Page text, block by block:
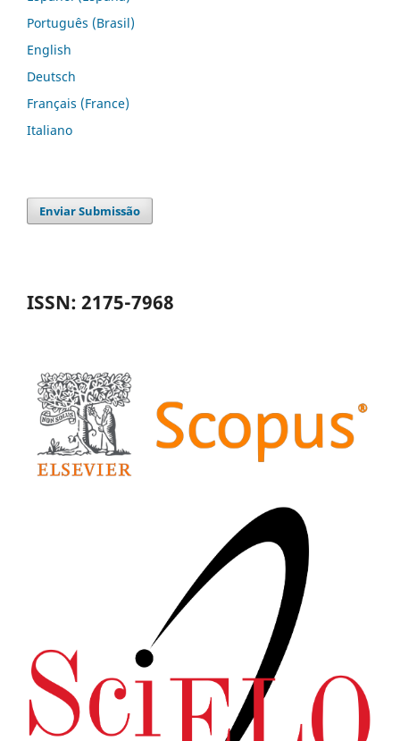
Português (Brasil)
English
Deutsch
Français (France)
Italiano
Enviar Submissão
ISSN: 2175-7968